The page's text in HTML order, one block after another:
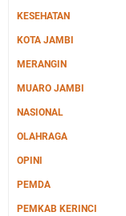
KESEHATAN
KOTA JAMBI
MERANGIN
MUARO JAMBI
NASIONAL
OLAHRAGA
OPINI
PEMDA
PEMKAB KERINCI